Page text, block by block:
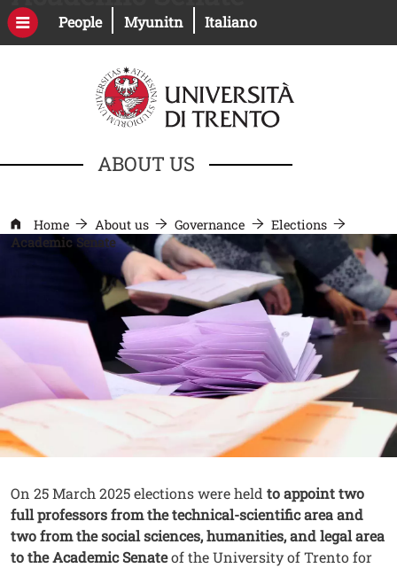
PeopleOpen this link in a new window
MyunitnOpen this link in a new
Italiano
ABOUT US
Home About us Governance
Elections
Academic Senate
Contenuto
Testo
On 25 March 2025 elections were held to appoint two
full professors from the technical-scientific area and
two from the social sciences, humanities, and legal area
to the Academic Senateof the University of Trento for